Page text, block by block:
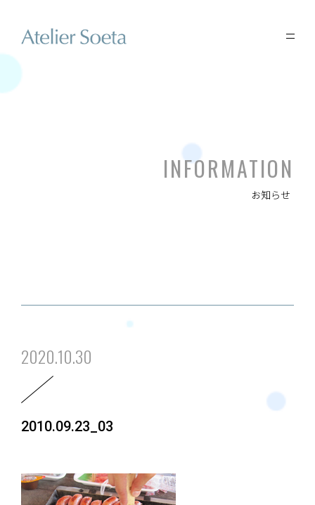
INFORMATION
お知らせ
2020.10.30
2010.09.23_03